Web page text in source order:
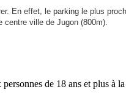
En effet, le parking le plus
ville de Jugon (800m).
de 18 ans et plus à